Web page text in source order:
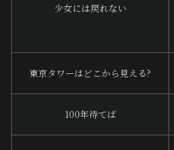
少女には戻れない
東京タワーはどこから見える?
100年待てば